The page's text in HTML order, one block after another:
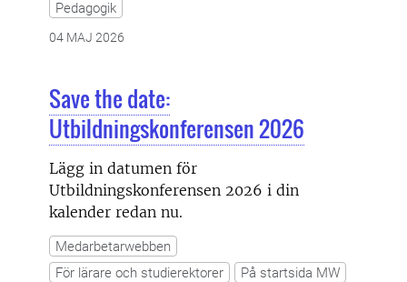
Pedagogik
04 MAJ 2026
Save the date:
Utbildningskonferensen 2026
Lägg in datumen för
Utbildningskonferensen 2026 i din
kalender redan nu.
Medarbetarwebben
För lärare och studierektorer
På startsida MW